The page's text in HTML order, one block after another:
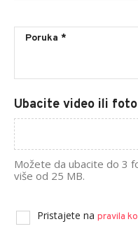
Ubacite video ili foto
Možete da ubacite do 3
više od 25 MB.
Pristajete na pravila